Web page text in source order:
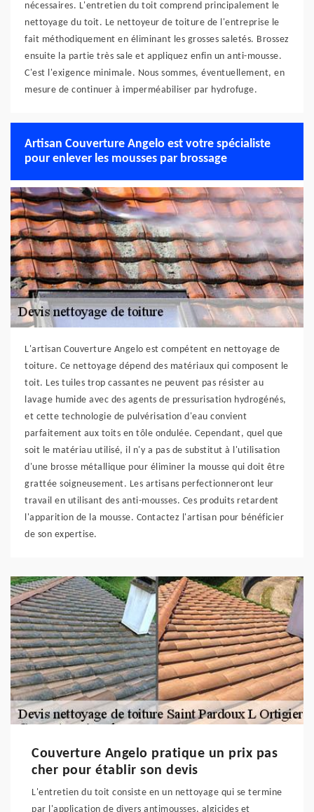
nécessaires. L'entretien du toit comprend principalement le
nettoyage du toit. Le nettoyeur de toiture de l'entreprise le
fait méthodiquement en éliminant les grosses saletés. Brossez
ensuite la partie très sale et appliquez enfin un anti-mousse.
C'est l'exigence minimale. Nous sommes, éventuellement, en
mesure de continuer à imperméabiliser par hydrofuge.
Artisan Couverture Angelo est votre spécialiste
pour enlever les mousses par brossage
L'artisan Couverture Angelo est compétent en nettoyage de
toiture. Ce nettoyage dépend des matériaux qui composent le
toit. Les tuiles trop cassantes ne peuvent pas résister au
lavage humide avec des agents de pressurisation hydrogénés,
et cette technologie de pulvérisation d'eau convient
parfaitement aux toits en tôle ondulée. Cependant, quel que
soit le matériau utilisé, il n'y a pas de substitut à l'utilisation
d'une brosse métallique pour éliminer la mousse qui doit être
grattée soigneusement. Les artisans perfectionneront leur
travail en utilisant des anti-mousses. Ces produits retardent
l'apparition de la mousse. Contactez l'artisan pour bénéficier
de son expertise.
Couverture Angelo pratique un prix pas
cher pour établir son devis
L'entretien du toit consiste en un nettoyage qui se termine
par l'application de divers antimousses, algicides et